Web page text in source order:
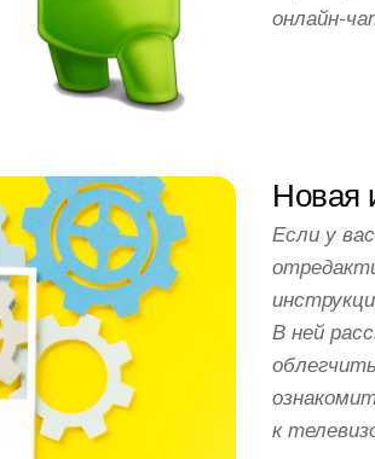
онлайн-
Новая
Если у
В ней
к